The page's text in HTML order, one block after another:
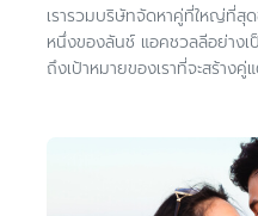
เรารวมบริษัทจัดหาคู่ที่ใหญ่ที่สุ
หนึ่งของลันช์ แอคชวลลีอย่างเป็
ถึงเป้าหมายของเราที่จะสร้าง